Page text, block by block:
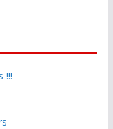
!!!